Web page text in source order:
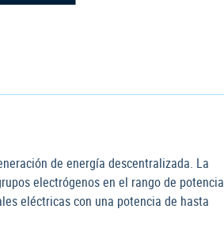
de energía descentralizada. La
electrógenos en el rango de potencia
eléctricas con una potencia de hasta